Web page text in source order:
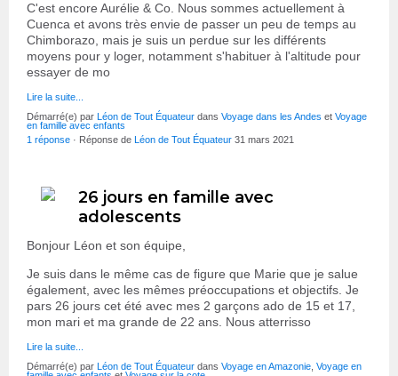
C'est encore Aurélie & Co. Nous sommes actuellement à
Cuenca et avons très envie de passer un peu de temps au
Chimborazo, mais je suis un perdue sur les différents
moyens pour y loger, notamment s'habituer à l'altitude pour
essayer de mo
Lire la suite...
Démarré(e) par
Léon de Tout Équateur dans Voyage dans les Andes et Voyage
en famille avec enfants
1 réponse · Réponse de Léon de Tout Équateur 31 mars 2021
26 jours en famille avec
adolescents
Bonjour Léon et son équipe,
Je suis dans le même cas de figure que Marie que je salue
également, avec les mêmes préoccupations et objectifs. Je
pars 26 jours cet été avec mes 2 garçons ado de 15 et 17,
mon mari et ma grande de 22 ans. Nous atterrisso
Lire la suite...
Démarré(e) par
Léon de Tout Équateur dans Voyage en Amazonie Voyage en